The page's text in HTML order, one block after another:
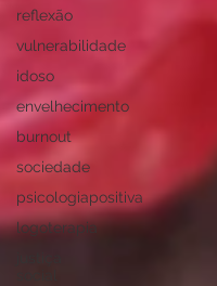
reflexão
vulnerabilidade
idoso
envelhecimento
burnout
sociedade
psicologiapositiva
logoterapia